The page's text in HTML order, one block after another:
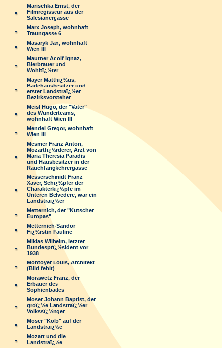
Marischka Ernst, der
Filmregisseur aus der
Salesianergasse
Marx Joseph, wohnhaft
Traungasse 6
Masaryk Jan, wohnhaft
Wien III
Mautner Adolf Ignaz,
Bierbrauer und
Wohltï¿½ter
Mayer Matthï¿½us,
Badehausbesitzer und
erster Landstraï¿½er
Bezirksvorsteher
Meisl Hugo, der "Vater"
des Wunderteams,
wohnhaft Wien III
Mendel Gregor, wohnhaft
Wien III
Mesmer Franz Anton,
Mozartfï¿½rderer, Arzt von
Maria Theresia Paradis
und Hausbesitzer in der
Rauchfangkehrergasse
Messerschmidt Franz
Xaver, Schï¿½pfer der
Charakterkï¿½pfe im
Unteren Belvedere, war ein
Landstraï¿½er
Metternich, der "Kutscher
Europas"
Metternich-Sandor
Fï¿½rstin Pauline
Miklas Wilhelm, letzter
Bundesprï¿½sident vor
1938
Montoyer Louis, Architekt
(Bild fehlt)
Morawetz Franz, der
Erbauer des
Sophienbades
Moser Johann Baptist, der
groï¿½e Landstraï¿½er
Volkssï¿½nger
Moser "Kolo" auf der
Landstraï¿½e
Mozart und die
Landstraï¿½e